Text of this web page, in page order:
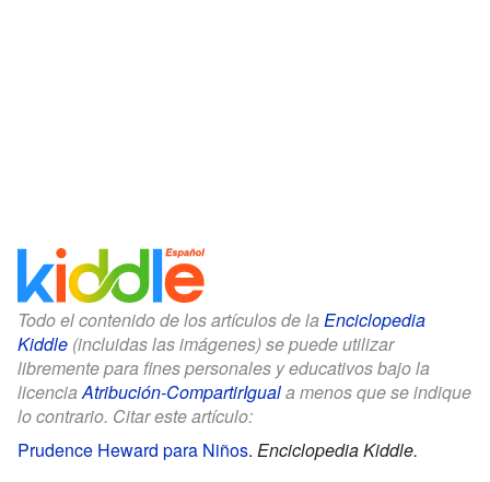
Todo el contenido de los artículos de la Enciclopedia
Kiddle (incluidas las imágenes) se puede utilizar
libremente para fines personales y educativos bajo la
licencia Atribución-CompartirIguala menos que se indique
lo contrario. Citar este artículo:
Prudence Heward para Niños. Enciclopedia Kiddle.